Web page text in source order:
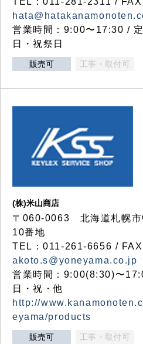
営業時間：9:00〜17:30 /
日・祝祭日
販売可 工事・取付可
(株)米山商店
〒060-0063 北海道札幌市
10番地
TEL：011-261-6656 /
akoto.s@yoneyama.co.jp
営業時間：9:00(8:30)〜
日・祝・他
http://
eyama/products
販売可 工事・取付可